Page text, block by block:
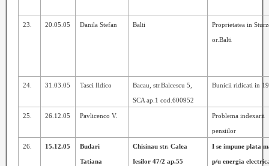
23. 20.05.05 Danila Stefan Balti Proprietatea in
or.Balti
24. 31.03.05 Tasci Ildico Bacau, str.Balcescu 5,
SCA ap.1 cod.600952
Bunicii ridicati in
25. 26.12.05 Pavlicenco V. Problema indexarii
pensiilor
26. 15.12.05 Budari
Tatiana
Chisinau str. Calea
Iesilor 47/2 ap.55
I se impune plata
p/u energia